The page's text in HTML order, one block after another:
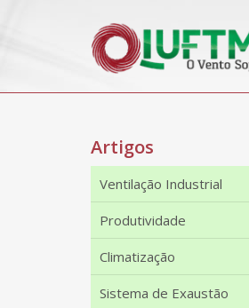
Artigos
Ventilação Industrial
Produtividade
Climatização
Sistema de Exaustão